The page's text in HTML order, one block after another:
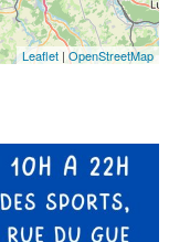
Leaflet |OpenStreetMap